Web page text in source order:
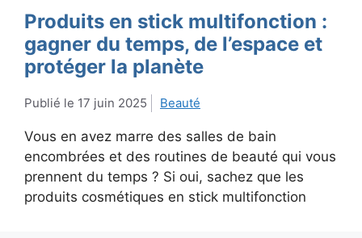
Produits en stick multifonction :
gagner du temps, de l’espace et
protéger la planète
17 juin 2025 Beauté
Vous en avez marre des salles de bain
encombrées et des routines de beauté qui vous
prennent du temps ? Si oui, sachez que les
produits cosmétiques en stick multifonction